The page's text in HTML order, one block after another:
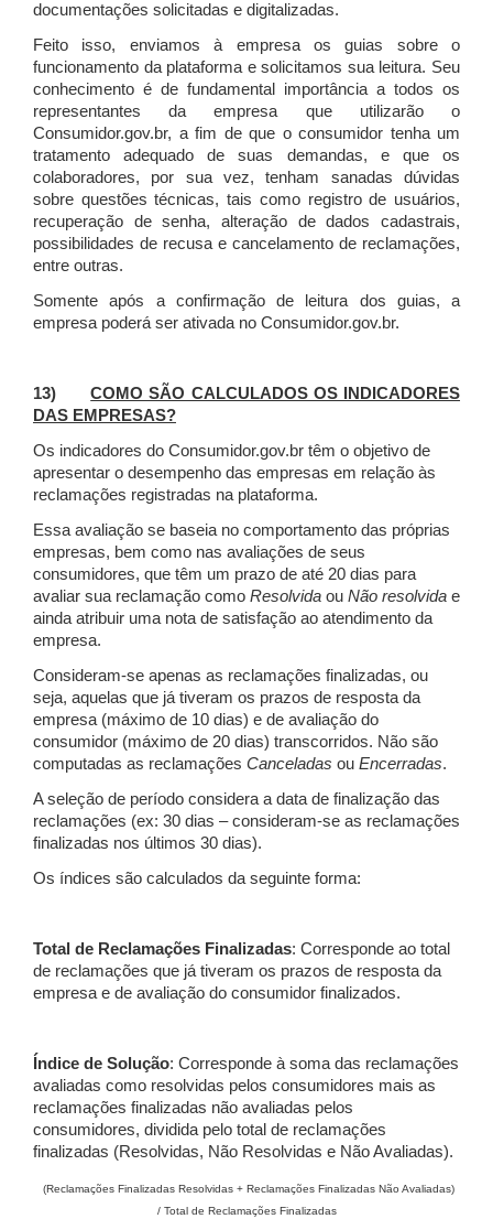
documentações solicitadas e digitalizadas.
Feito isso, enviamos à empresa os guias sobre o
funcionamento da plataforma e solicitamos sua leitura. Seu
conhecimento é de fundamental importância a todos os
representantes da empresa que utilizarão o
Consumidor.gov.br, a fim de que o consumidor tenha um
tratamento adequado de suas demandas, e que os
colaboradores, por sua vez, tenham sanadas dúvidas
sobre questões técnicas, tais como registro de usuários,
recuperação de senha, alteração de dados cadastrais,
possibilidades de recusa e cancelamento de reclamações,
entre outras.
Somente após a confirmação de leitura dos guias, a
empresa poderá ser ativada no Consumidor.gov.br.
13)COMO SÃO CALCULADOS OS INDICADORES
DAS EMPRESAS?
Os indicadores do Consumidor.gov.br têm o objetivo de
apresentar o desempenho das empresas em relação às
reclamações registradas na plataforma.
Essa avaliação se baseia no comportamento das próprias
empresas, bem como nas avaliações de seus
consumidores, que têm um prazo de até 20 dias para
avaliar sua reclamação como Resolvida ou Não resolvida e
ainda atribuir uma nota de satisfação ao atendimento da
empresa.
Consideram-se apenas as reclamações finalizadas, ou
seja, aquelas que já tiveram os prazos de resposta da
empresa (máximo de 10 dias) e de avaliação do
consumidor (máximo de 20 dias) transcorridos. Não são
computadas as reclamações Canceladas ou Encerradas.
A seleção de período considera a data de finalização das
reclamações (ex: 30 dias – consideram-se as reclamações
finalizadas nos últimos 30 dias).
Os índices são calculados da seguinte forma:
Total de Reclamações Finalizadas: Corresponde ao total
de reclamações que já tiveram os prazos de resposta da
empresa e de avaliação do consumidor finalizados.
Índice de Solução: Corresponde à soma das reclamações
avaliadas como resolvidas pelos consumidores mais as
reclamações finalizadas não avaliadas pelos
consumidores, dividida pelo total de reclamações
finalizadas (Resolvidas, Não Resolvidas e Não Avaliadas).
(Reclamações Finalizadas Resolvidas + Reclamações Finalizadas Não Avaliadas)
/ Total de Reclamações Finalizadas